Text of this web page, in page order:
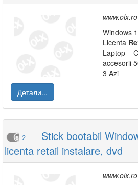
www.olx.ro
Windows
Licenta
Laptop –
accesorii
3 Azi
Детали...
2
Stick bootabil
licenta retail instalare, dvd
www.olx.ro